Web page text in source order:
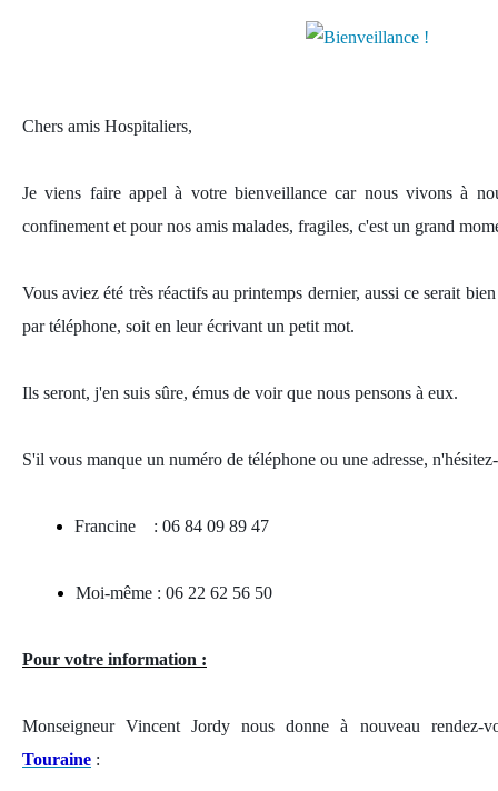
Chers amis Hospitaliers,
Je viens faire appel à votre bienveillance car nous vivons à
confinement et pour nos amis malades, fragiles, c'est un grand
Vous aviez été très réactifs au printemps dernier, aussi ce serait
par téléphone, soit en leur écrivant un petit mot.
Ils seront, j'en suis sûre, émus de voir que nous pensons à eux.
S'il vous manque un numéro de téléphone ou une adresse,
Francine : 06 84 09 89 47
Moi-même : 06 22 62 56 50
Pour votre information :
Monseigneur Vincent Jordy nous donne à nouveau rendez-
Touraine :